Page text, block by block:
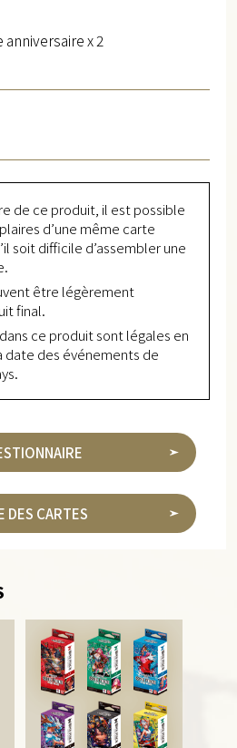
anniversaire x 2
de ce produit, il est possible
d’une même carte
soit difficile d’assembler une
être légèrement
final.
ce produit sont légales en
date des événements de
DES CARTES